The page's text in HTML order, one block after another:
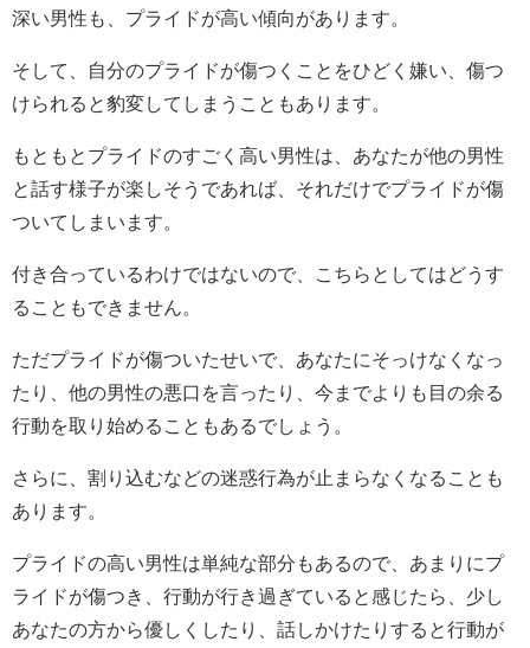
深い男性も、プライドが高い傾向があります。
そして、自分のプライドが傷つくことをひどく嫌い、傷つ
けられると豹変してしまうこともあります。
もともとプライドのすごく高い男性は、あなたが他の男性
と話す様子が楽しそうであれば、それだけでプライドが傷
ついてしまいます。
付き合っているわけではないので、こちらとしてはどうす
ることもできません。
ただプライドが傷ついたせいで、あなたにそっけなくなっ
たり、他の男性の悪口を言ったり、今までよりも目の余る
行動を取り始めることもあるでしょう。
さらに、割り込むなどの迷惑行為が止まらなくなることも
あります。
プライドの高い男性は単純な部分もあるので、あまりにプ
ライドが傷つき、行動が行き過ぎていると感じたら、少し
あなたの方から優しくしたり、話しかけたりすると行動が